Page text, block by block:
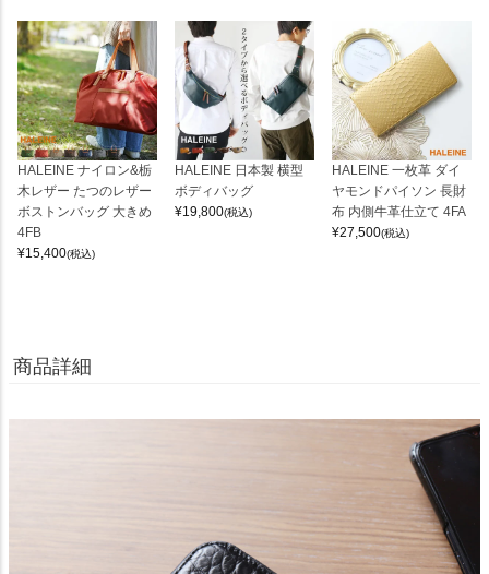
HALEINE ナイロン&栃
木レザー たつのレザー
ボストンバッグ 大きめ
4FB
¥15,400(税込)
HALEINE 日本製 横型
ボディバッグ
¥19,800(税込)
HALEINE 一枚革 ダイ
ヤモンドパイソン 長財
布 内側牛革仕立て 4FA
¥27,500(税込)
商品詳細